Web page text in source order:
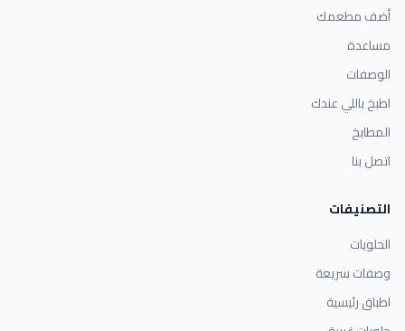
أضف مطعمك
مساعدة
الوصفات
اطبخ باللي عندك
المطابخ
اتصل بنا
التصنيفات
الحلويات
وصفات سريعة
اطباق رئيسية